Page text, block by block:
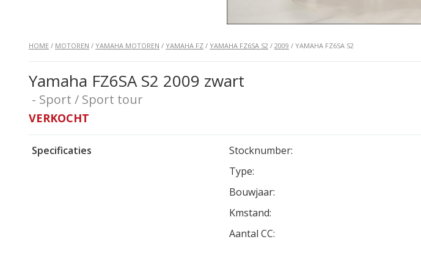
HOME / MOTOREN / YAMAHA MOTOREN / YAMAHA FZ / YAMAHA FZ6SA S2 / 2009 / YAMAHA FZ6SA S2
Yamaha FZ6SA S2 2009 zwart
- Sport / Sport tour
VERKOCHT
Specificaties Stocknumber:
Type:
Bouwjaar:
Kmstand:
Aantal CC: